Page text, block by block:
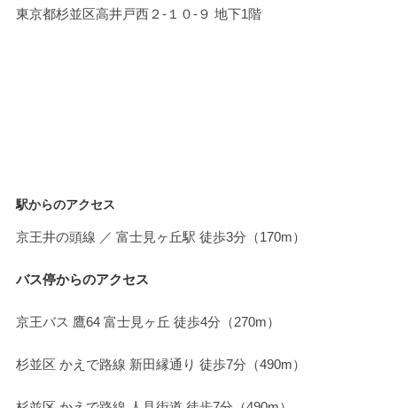
東京都杉並区高井戸西２-１０-９ 地下1階
駅からのアクセス
京王井の頭線 ／ 富士見ヶ丘駅 徒歩3分（170m）
バス停からのアクセス
京王バス 鷹64 富士見ヶ丘 徒歩4分（270m）
杉並区 かえで路線 新田縁通り 徒歩7分（490m）